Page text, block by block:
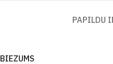
PAPILDU
BIEZUMS